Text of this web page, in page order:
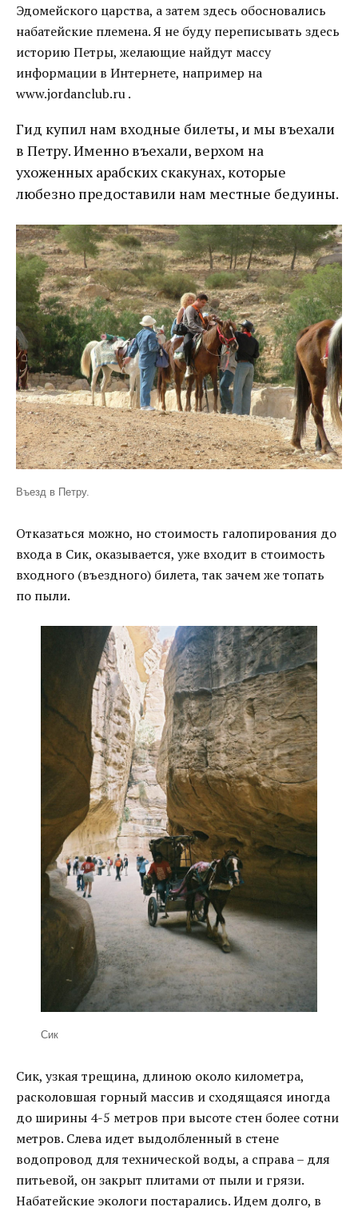
Эдомейского царства, а затем здесь обосновались
набатейские племена. Я не буду переписывать здесь
историю Петры, желающие найдут массу
информации в Интернете, например на
www.jordanclub.ru .
Гид купил нам входные билеты, и мы въехали
в Петру. Именно въехали, верхом на
ухоженных арабских скакунах, которые
любезно предоставили нам местные бедуины.
Въезд в Петру.
Отказаться можно, но стоимость галопирования до
входа в Сик, оказывается, уже входит в стоимость
входного (въездного) билета, так зачем же топать
по пыли.
Сик
Сик, узкая трещина, длиною около километра,
расколовшая горный массив и сходящаяся иногда
до ширины 4-5 метров при высоте стен более сотни
метров. Слева идет выдолбленный в стене
водопровод для технической воды, а справа – для
питьевой, он закрыт плитами от пыли и грязи.
Набатейские экологи постарались. Идем долго, в